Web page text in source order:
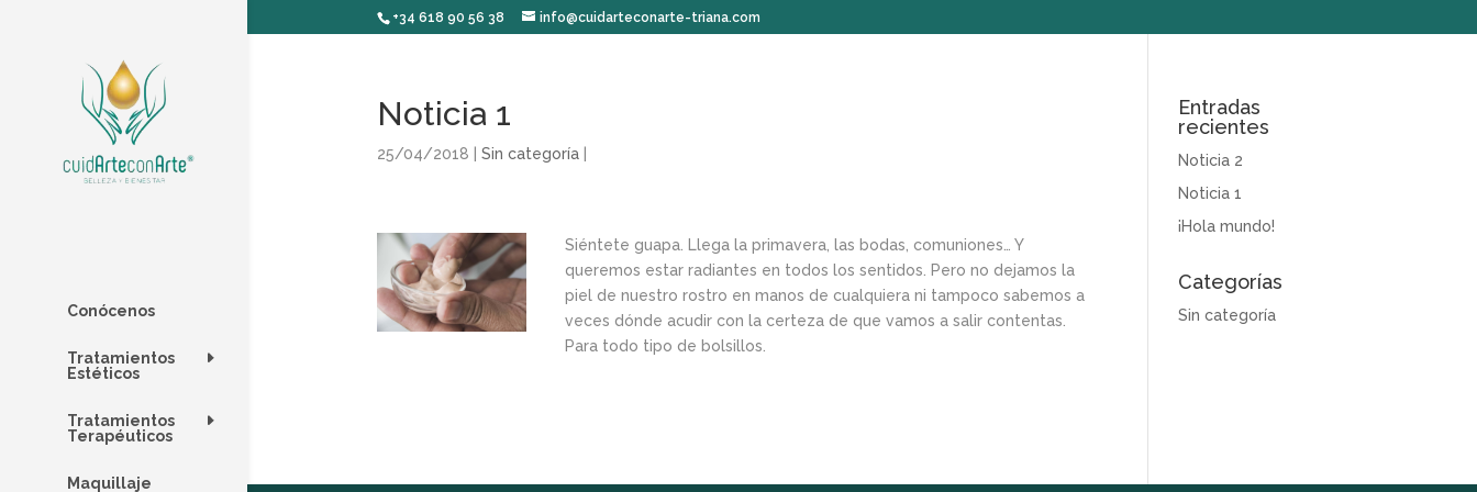
+34 618 90 56 38 info@cuidarteconarte-triana.com
Conócenos
Tratamientos
Estéticos
Tratamientos
Terapéuticos
Maquillaje
Noticia 1
25/04/2018 Sin categoría|
Siéntete guapa. Llega la primavera, las bodas, comuniones… Y
queremos estar radiantes en todos los sentidos. Pero no dejamos la
piel de nuestro rostro en manos de cualquiera ni tampoco sabemos a
veces dónde acudir con la certeza de que vamos a salir contentas.
Para todo tipo de bolsillos.
Entradas
recientes
Noticia 2
Noticia 1
¡Hola mundo!
Categorías
Sin categoría